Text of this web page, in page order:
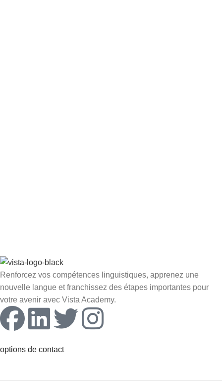
Renforcez vos compétences linguistiques, apprenez une
nouvelle langue et franchissez des étapes importantes pour
votre avenir avec Vista Academy.
options de contact